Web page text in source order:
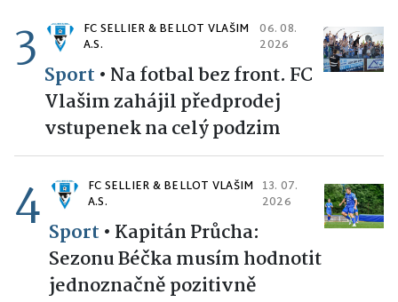
3
FC SELLIER & BELLOT VLAŠIM
A.S.
06. 08.
2026
Sport • Na fotbal bez front. FC
Vlašim zahájil předprodej
vstupenek na celý podzim
4
FC SELLIER & BELLOT VLAŠIM
A.S.
13. 07.
2026
Sport • Kapitán Průcha:
Sezonu Béčka musím hodnotit
jednoznačně pozitivně